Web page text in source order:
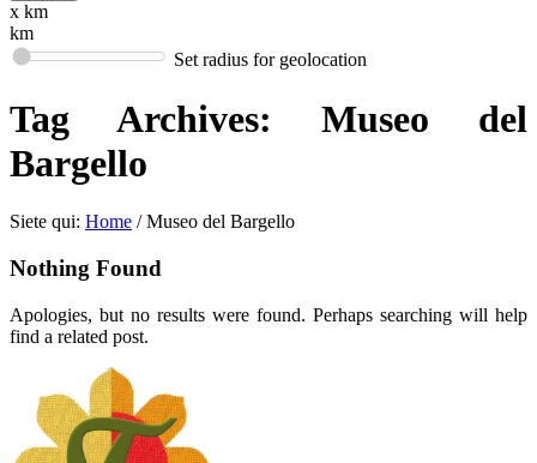
x km
km
Set radius for geolocation
Tag Archives: Museo del
Bargello
Siete qui: Home / Museo del Bargello
Nothing Found
Apologies, but no results were found. Perhaps searching will help
find a related post.